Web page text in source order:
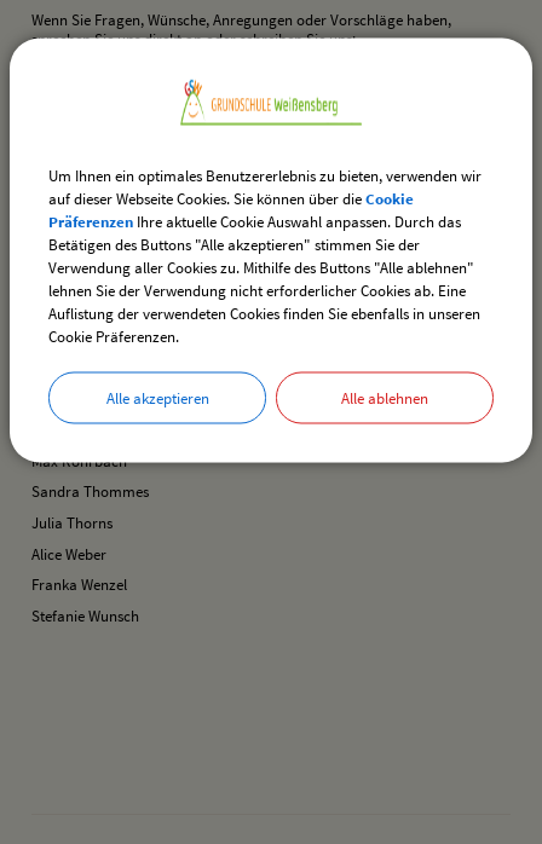
Wenn Sie Fragen, Wünsche, Anregungen oder Vorschläge haben,
sprechen Sie uns direkt an oder schreiben Sie uns:
elternbeirat@gs-weissensberg.de
Unser Elternbeirat im Schuljahr 2025/2026
Yvonne Fischer
Jacqueline Immler
Linda Lampacher
Frank Lex
Liga Meier
Jasmin Reischmann
Max Rohrbach
Sandra Thommes
Julia Thorns
Alice Weber
Franka Wenzel
Stefanie Wunsch
Um Ihnen ein optimales Benutzererlebnis zu bieten, verwenden wir
auf dieser Webseite Cookies. Sie können über dieCookie
Präferenzen Ihre aktuelle Cookie Auswahl anpassen. Durch das
Betätigen des Buttons "Alle akzeptieren" stimmen Sie der
Verwendung aller Cookies zu. Mithilfe des Buttons "Alle ablehnen"
lehnen Sie der Verwendung nicht erforderlicher Cookies ab. Eine
Auflistung der verwendeten Cookies finden Sie ebenfalls in unseren
Cookie Präferenzen.
Alle akzeptieren Alle ablehnen